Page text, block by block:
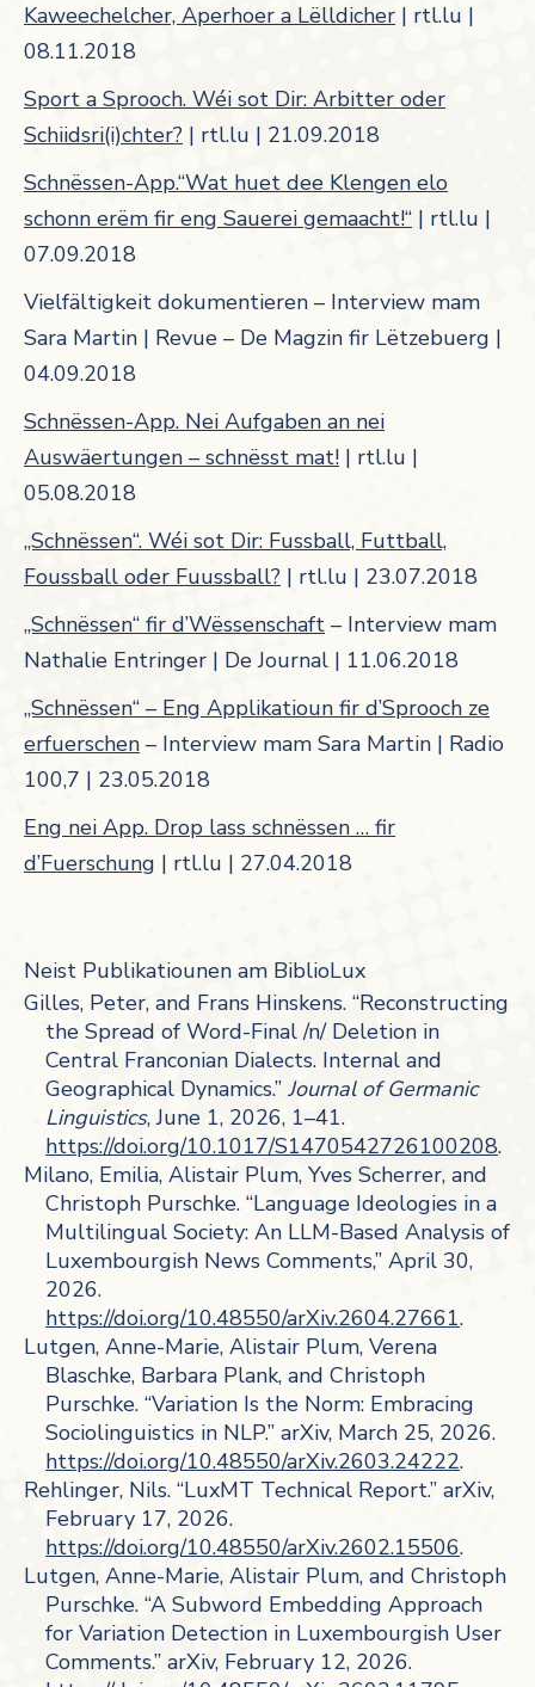
Kaweechelcher, Aperhoer a Lëlldicher | rtl.lu |
08.11.2018
Sport a Sprooch. Wéi sot Dir: Arbitter oder
Schiidsri(i)chter? | rtl.lu | 21.09.2018
Schnëssen-App.“Wat huet dee Klengen elo
schonn erëm fir eng Sauerei gemaacht!“ | rtl.lu |
07.09.2018
Vielfältigkeit dokumentieren – Interview mam
Sara Martin | Revue – De Magzin fir Lëtzebuerg |
04.09.2018
Schnëssen-App. Nei Aufgaben an nei
Auswäertungen – schnësst mat! | rtl.lu |
05.08.2018
„Schnëssen“. Wéi sot Dir: Fussball, Futtball,
Foussball oder Fuussball? | rtl.lu | 23.07.2018
„Schnëssen“ fir d’Wëssenschaft – Interview mam
Nathalie Entringer | De Journal | 11.06.2018
„Schnëssen“ – Eng Applikatioun fir d’Sprooch ze
erfuerschen – Interview mam Sara Martin | Radio
100,7 | 23.05.2018
Eng nei App. Drop lass schnëssen … fir
d’Fuerschung | rtl.lu | 27.04.2018
Neist Publikatiounen am BiblioLux
Gilles, Peter, and Frans Hinskens. “Reconstructing
the Spread of Word-Final /n/ Deletion in
Central Franconian Dialects. Internal and
Geographical Dynamics.” Journal of Germanic
Linguistics, June 1, 2026, 1–41.
https://doi.org/10.1017/S1470542726100208.
Milano, Emilia, Alistair Plum, Yves Scherrer, and
Christoph Purschke. “Language Ideologies in a
Multilingual Society: An LLM-Based Analysis of
Luxembourgish News Comments,” April 30,
2026.
https://doi.org/10.48550/arXiv.2604.27661.
Lutgen, Anne-Marie, Alistair Plum, Verena
Blaschke, Barbara Plank, and Christoph
Purschke. “Variation Is the Norm: Embracing
Sociolinguistics in NLP.” arXiv, March 25, 2026.
https://doi.org/10.48550/arXiv.2603.24222.
Rehlinger, Nils. “LuxMT Technical Report.” arXiv,
February 17, 2026.
https://doi.org/10.48550/arXiv.2602.15506.
Lutgen, Anne-Marie, Alistair Plum, and Christoph
Purschke. “A Subword Embedding Approach
for Variation Detection in Luxembourgish User
Comments.” arXiv, February 12, 2026.